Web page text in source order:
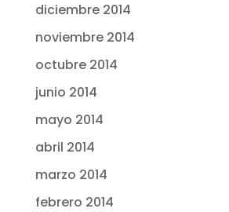
diciembre 2014
noviembre 2014
octubre 2014
junio 2014
mayo 2014
abril 2014
marzo 2014
febrero 2014